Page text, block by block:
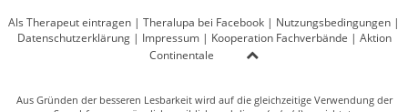
Als Therapeut eintragen | Theralupa bei Facebook | Nutzungsbedingungen |
Datenschutzerklärung| Impressum| Kooperation Fachverbände | Aktion
Continentale
Aus Gründen der besseren Lesbarkeit wird auf die gleichzeitige Verwendung der